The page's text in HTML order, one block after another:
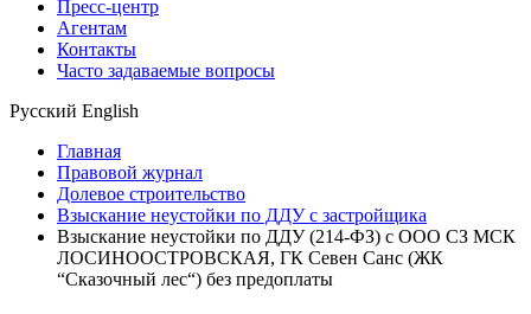
Пресс-центр
Агентам
Контакты
Часто задаваемые вопросы
Русский English
Главная
Правовой журнал
Долевое строительство
Взыскание неустойки по ДДУ с застройщика
Взыскание неустойки по ДДУ (214-ФЗ) с ООО СЗ МСК
ЛОСИНООСТРОВСКАЯ, ГК Севен Санс (ЖК
“Сказочный лес“) без предоплаты